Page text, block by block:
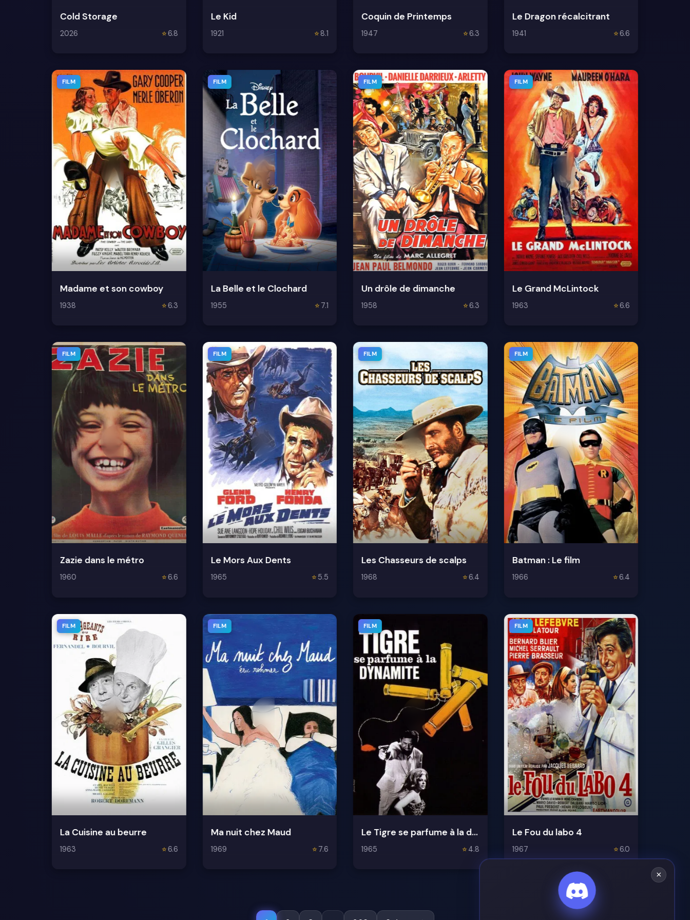
Cold Storage
2026 ⭐6.8
Le Kid
1921 ⭐8.1
Coquin de Printemps
1947 ⭐6.3
Le Dragon récalcitrant
1941 ⭐6.6
FILM
Madame et son cowboy
1938 ⭐6.3
FILM
La Belle et le Clochard
1955 ⭐7.1
FILM
Un drôle de dimanche
1958 ⭐6.3
FILM
Le Grand McLintock
1963 ⭐6.6
FILM
Zazie dans le métro
1960 ⭐6.6
FILM
Le Mors Aux Dents
1965 ⭐ 5.5
FILM
Les Chasseurs de scalps
1968 ⭐6.4
FILM
Batman : Le film
1966 ⭐6.4
FILM
La Cuisine au beurre
1963 ⭐6.6
FILM
Ma nuit chez Maud
1969 ⭐7.6
FILM
Le Tigre se parfume à la dynamite
1965 ⭐4.8
FILM
Le Fou du labo 4
1967 ⭐6.0
×